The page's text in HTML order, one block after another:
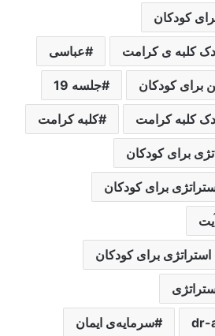
کلبه ی کرامت عباسی
برای کودکان جلسه 19
کلبه کرامت کلبه کرامت
برای کودکان
برای کودکان
برای کودکان
سرمایه‌ی ایمان